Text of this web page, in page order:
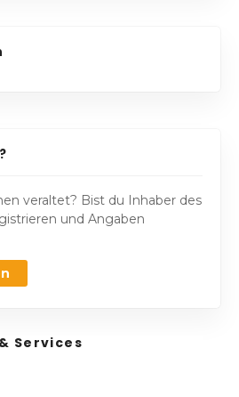
veraltet? Bist du Inhaber des
und Angaben
Services